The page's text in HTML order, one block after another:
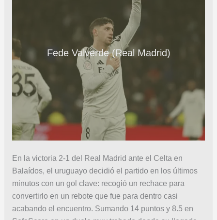
Fede Valverde (Real Madrid)
En la victoria 2-1 del Real Madrid ante el Celta en
Balaídos, el uruguayo decidió el partido en los últimos
minutos con un gol clave: recogió un rechace para
convertirlo en un rebote que fue para dentro casi
acabando el encuentro. Sumando 14 puntos y 8.5 en